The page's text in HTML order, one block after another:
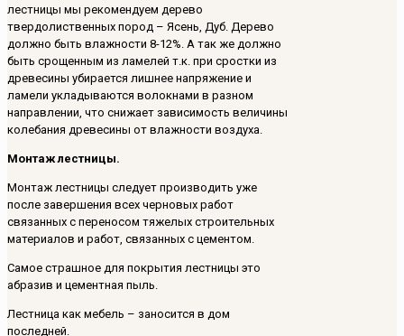
лестницы мы рекомендуем дерево
твердолиственных пород – Ясень, Дуб. Дерево
должно быть влажности 8-12%. А так же должно
быть срощенным из ламелей т.к. при сростки из
древесины убирается лишнее напряжение и
ламели укладываются волокнами в разном
направлении, что снижает зависимость величины
колебания древесины от влажности воздуха.
Монтаж лестницы.
Монтаж лестницы следует производить уже
после завершения всех черновых работ
связанных с переносом тяжелых строительных
материалов и работ, связанных с цементом.
Самое страшное для покрытия лестницы это
абразив и цементная пыль.
Лестница как мебель – заносится в дом
последней.